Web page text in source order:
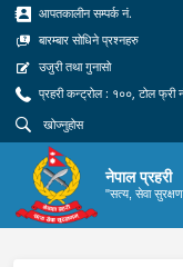
आपतकालीन सम्पर्क नं.
बारम्बार सोधिने प्रश्नहरु
उजुरी तथा गुनासो
प्रहरी कन्ट्रोल : १००, टोल
नेपाल प्रहरी
"सत्य, सेवा